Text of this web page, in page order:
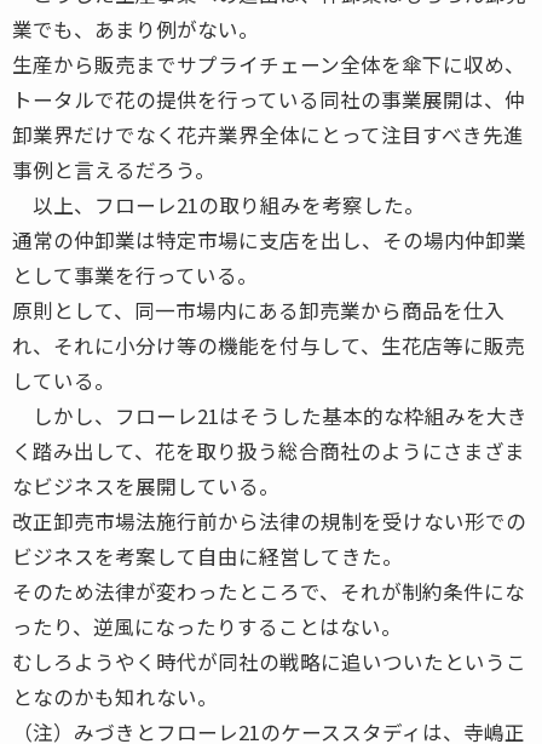
業でも、あまり例がない。
生産から販売までサプライチェーン全体を傘下に収め、
トータルで花の提供を行っている同社の事業展開は、仲
卸業界だけでなく花卉業界全体にとって注目すべき先進
事例と言えるだろう。
以上、フローレ21の取り組みを考察した。
通常の仲卸業は特定市場に支店を出し、その場内仲卸業
として事業を行っている。
原則として、同一市場内にある卸売業から商品を仕入
れ、それに小分け等の機能を付与して、生花店等に販売
している。
しかし、フローレ21はそうした基本的な枠組みを大き
く踏み出して、花を取り扱う総合商社のようにさまざま
なビジネスを展開している。
改正卸売市場法施行前から法律の規制を受けない形での
ビジネスを考案して自由に経営してきた。
そのため法律が変わったところで、それが制約条件にな
ったり、逆風になったりすることはない。
むしろようやく時代が同社の戦略に追いついたというこ
となのかも知れない。
（注）みづきとフローレ21のケーススタディは、寺嶋正